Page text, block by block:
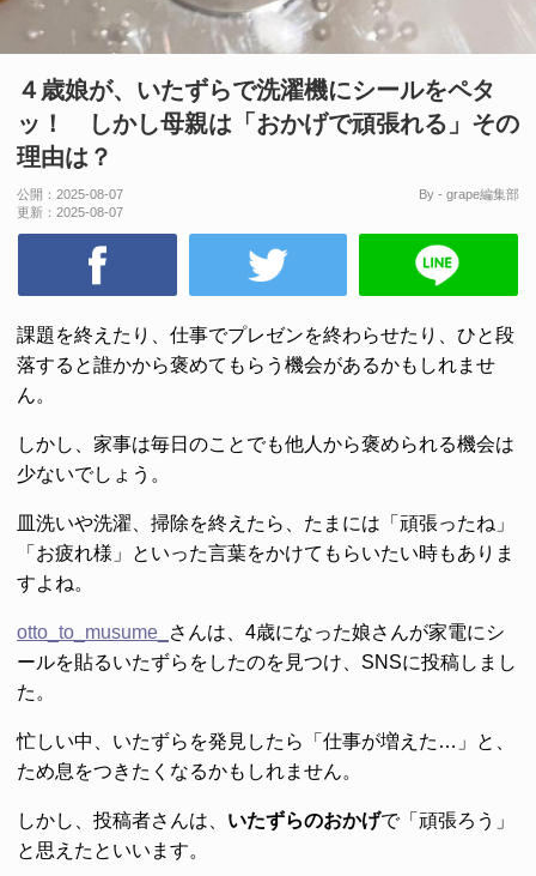
４歳娘が、いたずらで洗濯機にシールをペタ
ッ！ しかし母親は「おかげで頑張れる」その
理由は？
公開： 2025-08-07
更新： 2025-08-07
By - grape編集部
課題を終えたり、仕事でプレゼンを終わらせたり、ひと段
落すると誰かから褒めてもらう機会があるかもしれませ
ん。
しかし、家事は毎日のことでも他人から褒められる機会は
少ないでしょう。
皿洗いや洗濯、掃除を終えたら、たまには「頑張ったね」
「お疲れ様」といった言葉をかけてもらいたい時もありま
すよね。
otto_to_musume_
さんは、4歳になった娘さんが家電にシ
ールを貼るいたずらをしたのを見つけ、SNSに投稿しまし
た。
忙しい中、いたずらを発見したら「仕事が増えた…」と、
ため息をつきたくなるかもしれません。
しかし、投稿者さんは、 いたずらのおかげで「頑張ろう」
と思えたといいます。